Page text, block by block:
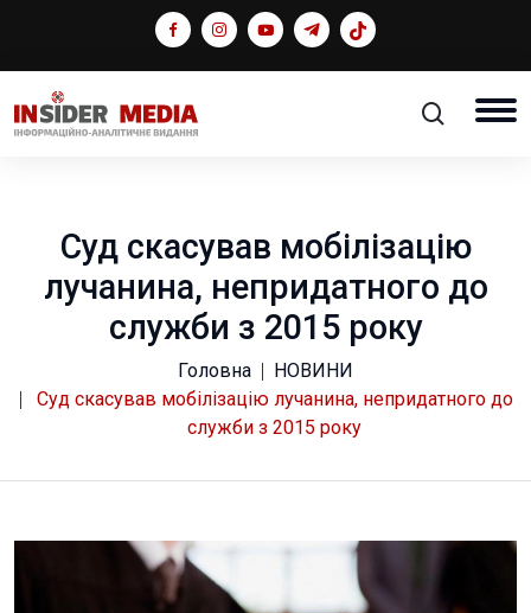
Суд скасував мобілізацію
лучанина, непридатного до
служби з 2015 року
Головна
НОВИНИ
Суд скасував мобілізацію лучанина, непридатного до
служби з 2015 року